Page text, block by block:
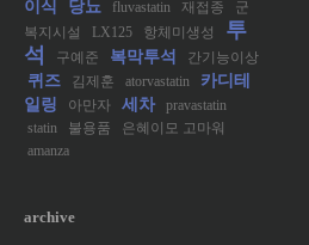
이식
당뇨 fluvastatin 재접종
군
복지시설
LX125 항체미생성
투
석
구예준 복막투석 간기능이상
퀴즈 김제훈 atorvastatin
카디테
일링
아만자 세차
pravastatin
statin
불용품
은혜이모 고마워
amanza
archive